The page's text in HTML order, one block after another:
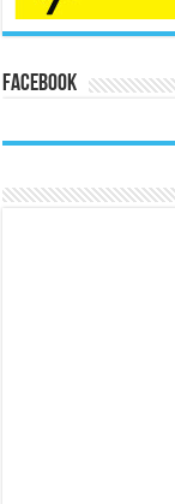
Facebook